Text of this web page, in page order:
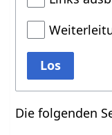
Los
Die folgenden